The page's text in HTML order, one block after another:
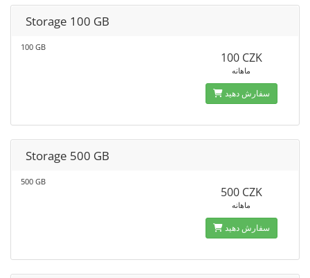
Storage 100 GB
100 GB
100 CZK
ماهانه
سفارش دهید
Storage 500 GB
500 GB
500 CZK
ماهانه
سفارش دهید